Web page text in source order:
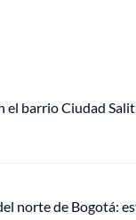
barrio Ciudad
norte de Bogotá: